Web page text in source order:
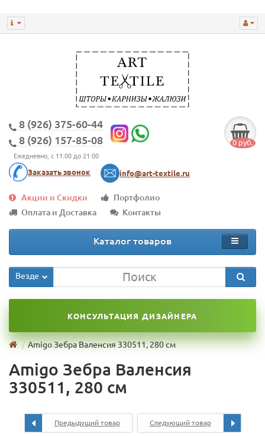
8 (926) 375-60-44
8 (926) 157-85-08
Ежедневно, с 11:00 до 21:00
Заказать звонок info@art-textile.ru
0 руб.
Акции и Скидки
Портфолио
Оплата и Доставка
Контакты
Каталог товаров
Везде
КОНСУЛЬТАЦИЯ ДИЗАЙНЕРА
Amigo Зебра Валенсия 330511, 280 см
Amigo Зебра Валенсия
330511, 280 см
Предыдущий товар Следующий товар